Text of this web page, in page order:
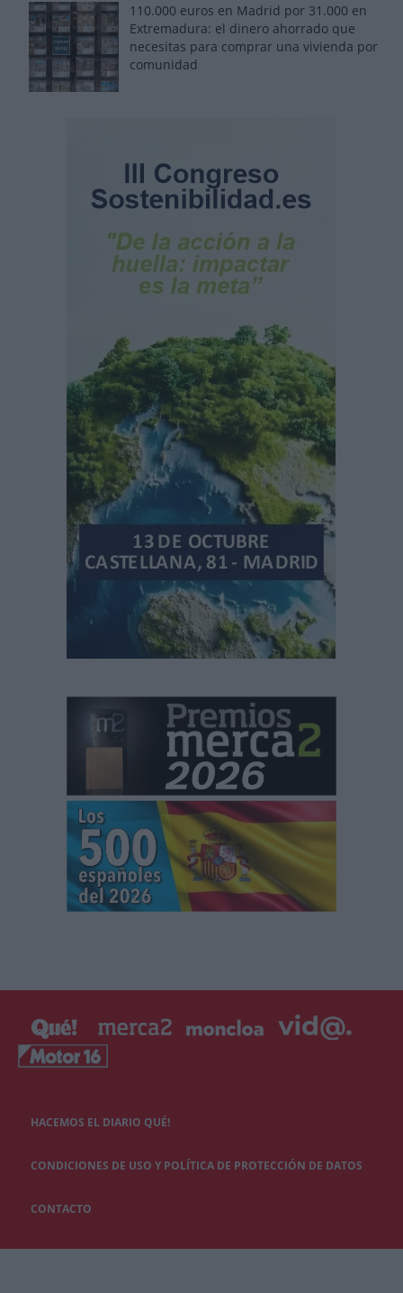
110.000 euros en Madrid por 31.000 en
Extremadura: el dinero ahorrado que
necesitas para comprar una vivienda por
comunidad
HACEMOS EL DIARIO QUÉ!
CONDICIONES DE USO Y POLÍTICA DE PROTECCIÓN DE DATOS
CONTACTO